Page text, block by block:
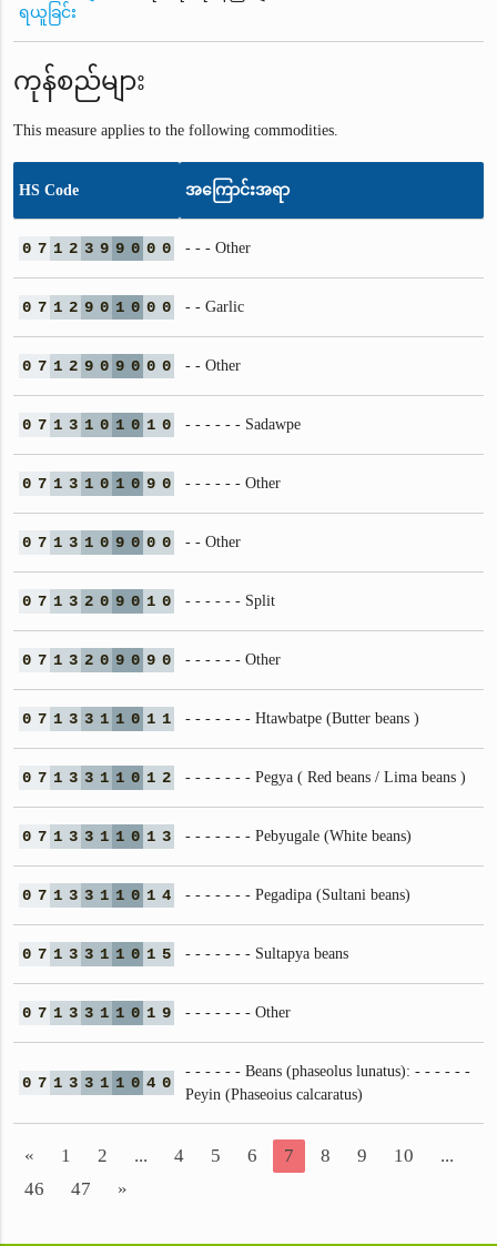
ရယူခြင်း
ကုန်စည်များ
This measure applies to the following commodities.
HS Code အကြောင်းအရာ
0 7 1 2 3 9 9 0 0 0 - - - Other
0 7 1 2 9 0 1 0 0 0 - - Garlic
0 7 1 2 9 0 9 0 0 0 - - Other
0 7 1 3 1 0 1 0 1 0 - - - - - - Sadawpe
0 7 1 3 1 0 1 0 9 0 - - - - - - Other
0 7 1 3 1 0 9 0 0 0 - - Other
0 7 1 3 2 0 9 0 1 0 - - - - - - Split
0 7 1 3 2 0 9 0 9 0 - - - - - - Other
0 7 1 3 3 1 1 0 1 1 - - - - - - - Htawbatpe (Butter beans )
0 7 1 3 3 1 1 0 1 2 - - - - - - - Pegya ( Red beans / Lima beans )
0 7 1 3 3 1 1 0 1 3 - - - - - - - Pebyugale (White beans)
0 7 1 3 3 1 1 0 1 4 - - - - - - - Pegadipa (Sultani beans)
0 7 1 3 3 1 1 0 1 5 - - - - - - - Sultapya beans
0 7 1 3 3 1 1 0 1 9 - - - - - - - Other
0 7 1 3 3 1 1 0 4 0
- - - - - - Beans (phaseolus lunatus): - - - - - -
Peyin (Phaseoius calcaratus)
« 1 2 ... 4 5 6 7 8 9 10
...
46
47 »